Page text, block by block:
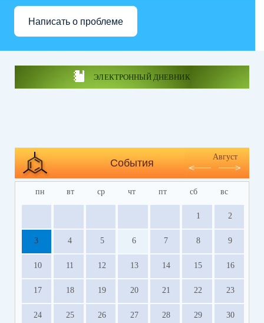
Написать о проблеме
ЭЛЕКТРОННЫЙ ДНЕВНИК
События
Август
пн вт ср чт пт сб вс
1 2
3 4 5 6 7 8 9
10 11 12 13 14 15 16
17 18 19 20 21 22 23
24 25 26 27 28 29 30